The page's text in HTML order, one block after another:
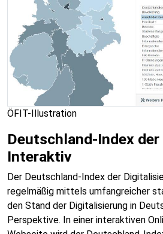
ÖFIT-Illustration
Deutschland-Index
Interaktiv
Der Deutschland-Index der
regelmäßig mittels umfangreicher
den Stand der Digitalisierung in
Perspektive. In einer interaktiven